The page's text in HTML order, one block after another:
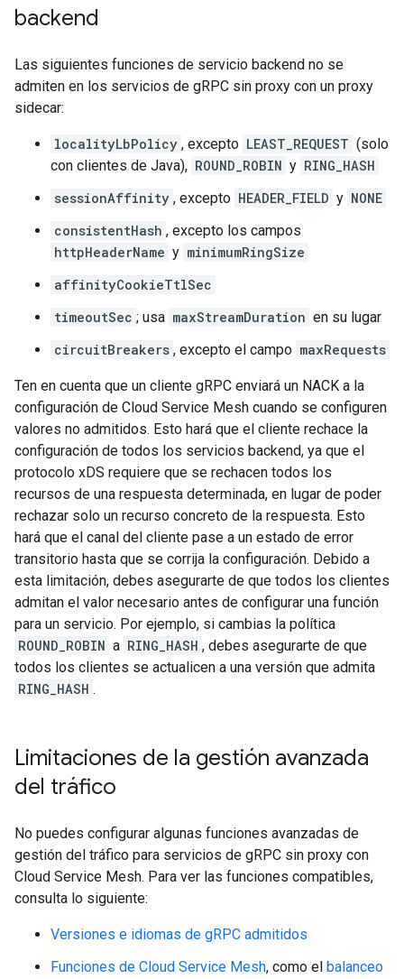
backend
Las siguientes funciones de servicio backend no se
admiten en los servicios de gRPC sin proxy con un proxy
sidecar:
localityLbPolicy , excepto LEAST_REQUEST (solo
con clientes de Java), ROUND_ROBIN y RING_HASH
sessionAffinity , excepto HEADER_FIELD y NONE
consistentHash , excepto los campos
httpHeaderName y minimumRingSize
affinityCookieTtlSec
timeoutSec ; usa maxStreamDuration en su lugar
circuitBreakers , excepto el campo maxRequests
Ten en cuenta que un cliente gRPC enviará un NACK a la
configuración de Cloud Service Mesh cuando se configuren
valores no admitidos. Esto hará que el cliente rechace la
configuración de todos los servicios backend, ya que el
protocolo xDS requiere que se rechacen todos los
recursos de una respuesta determinada, en lugar de poder
rechazar solo un recurso concreto de la respuesta. Esto
hará que el canal del cliente pase a un estado de error
transitorio hasta que se corrija la configuración. Debido a
esta limitación, debes asegurarte de que todos los clientes
admitan el valor necesario antes de configurar una función
para un servicio. Por ejemplo, si cambias la política
ROUND_ROBIN a RING_HASH , debes asegurarte de que
todos los clientes se actualicen a una versión que admita
RING_HASH .
Limitaciones de la gestión avanzada
del tráfico
No puedes configurar algunas funciones avanzadas de
gestión del tráfico para servicios de gRPC sin proxy con
Cloud Service Mesh. Para ver las funciones compatibles,
consulta lo siguiente:
Versiones e idiomas de gRPC admitidos
Funciones de Cloud Service Mesh, como el balanceo